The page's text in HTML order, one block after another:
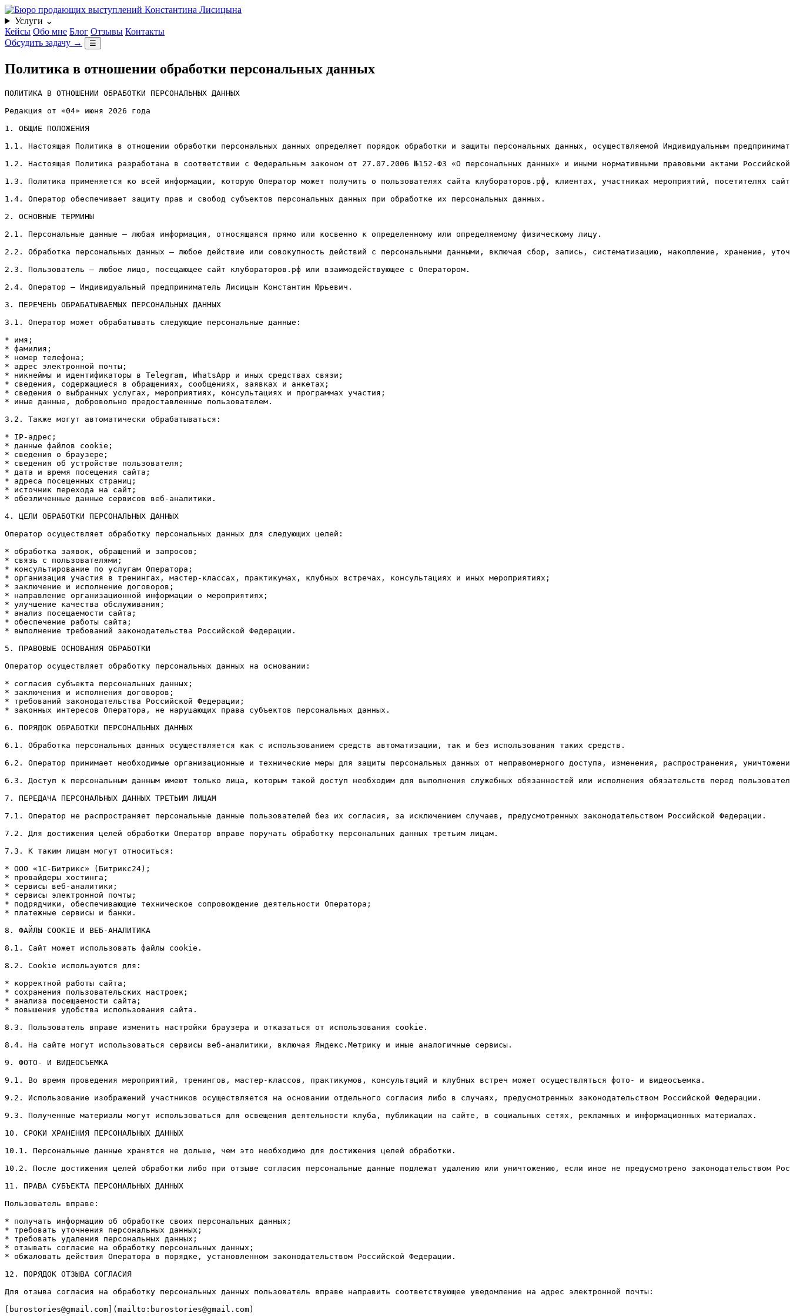
Услуги ⌄
Кейсы Обо мне Блог Отзывы Контакты
Обсудить задачу → ☰
Политика в отношении обработки персональных данных
ПОЛИТИКА В ОТНОШЕНИИ ОБРАБОТКИ ПЕРСОНАЛЬНЫХ ДАННЫХ
Редакция от «04» июня 2026 года
1. ОБЩИЕ ПОЛОЖЕНИЯ
1.1. Настоящая Политика в отношении обработки персональных данных определяет порядок обработки и защиты персональных данных, осуществляемой Индивидуальным
1.2. Настоящая Политика разработана в соответствии с Федеральным законом от 27.07.2006 №152-ФЗ «О персональных данных» и иными нормативными правовыми актами
1.3. Политика применяется ко всей информации, которую Оператор может получить о пользователях сайта клубораторов.рф, клиентах, участниках мероприятий, посетителях
1.4. Оператор обеспечивает защиту прав и свобод субъектов персональных данных при обработке их персональных данных.
2. ОСНОВНЫЕ ТЕРМИНЫ
2.1. Персональные данные — любая информация, относящаяся прямо или косвенно к определенному или определяемому физическому лицу.
2.2. Обработка персональных данных — любое действие или совокупность действий с персональными данными, включая сбор, запись, систематизацию, накопление, хранение,
2.3. Пользователь — любое лицо, посещающее сайт клубораторов.рф или взаимодействующее с Оператором.
2.4. Оператор — Индивидуальный предприниматель Лисицын Константин Юрьевич.
3. ПЕРЕЧЕНЬ ОБРАБАТЫВАЕМЫХ ПЕРСОНАЛЬНЫХ ДАННЫХ
3.1. Оператор может обрабатывать следующие персональные данные:
* имя;
* фамилия;
* номер телефона;
* адрес электронной почты;
* никнеймы и идентификаторы в Telegram, WhatsApp и иных средствах связи;
* сведения, содержащиеся в обращениях, сообщениях, заявках и анкетах;
* сведения о выбранных услугах, мероприятиях, консультациях и программах участия;
* иные данные, добровольно предоставленные пользователем.
3.2. Также могут автоматически обрабатываться:
* IP-адрес;
* данные файлов cookie;
* сведения о браузере;
* сведения об устройстве пользователя;
* дата и время посещения сайта;
* адреса посещенных страниц;
* источник перехода на сайт;
* обезличенные данные сервисов веб-аналитики.
4. ЦЕЛИ ОБРАБОТКИ ПЕРСОНАЛЬНЫХ ДАННЫХ
Оператор осуществляет обработку персональных данных для следующих целей:
* обработка заявок, обращений и запросов;
* связь с пользователями;
* консультирование по услугам Оператора;
* организация участия в тренингах, мастер-классах, практикумах, клубных встречах, консультациях и иных мероприятиях;
* заключение и исполнение договоров;
* направление организационной информации о мероприятиях;
* улучшение качества обслуживания;
* анализ посещаемости сайта;
* обеспечение работы сайта;
* выполнение требований законодательства Российской Федерации.
5. ПРАВОВЫЕ ОСНОВАНИЯ ОБРАБОТКИ
Оператор осуществляет обработку персональных данных на основании:
* согласия субъекта персональных данных;
* заключения и исполнения договоров;
* требований законодательства Российской Федерации;
* законных интересов Оператора, не нарушающих права субъектов персональных данных.
6. ПОРЯДОК ОБРАБОТКИ ПЕРСОНАЛЬНЫХ ДАННЫХ
6.1. Обработка персональных данных осуществляется как с использованием средств автоматизации, так и без использования таких средств.
6.2. Оператор принимает необходимые организационные и технические меры для защиты персональных данных от неправомерного доступа, изменения, распространения,
6.3. Доступ к персональным данным имеют только лица, которым такой доступ необходим для выполнения служебных обязанностей или исполнения обязательств перед
7. ПЕРЕДАЧА ПЕРСОНАЛЬНЫХ ДАННЫХ ТРЕТЬИМ ЛИЦАМ
7.1. Оператор не распространяет персональные данные пользователей без их согласия, за исключением случаев, предусмотренных законодательством Российской Федерации.
7.2. Для достижения целей обработки Оператор вправе поручать обработку персональных данных третьим лицам.
7.3. К таким лицам могут относиться:
* ООО «1С-Битрикс» (Битрикс24);
* провайдеры хостинга;
* сервисы веб-аналитики;
* сервисы электронной почты;
* подрядчики, обеспечивающие техническое сопровождение деятельности Оператора;
* платежные сервисы и банки.
8. ФАЙЛЫ COOKIE И ВЕБ-АНАЛИТИКА
8.1. Сайт может использовать файлы cookie.
8.2. Cookie используются для:
* корректной работы сайта;
* сохранения пользовательских настроек;
* анализа посещаемости сайта;
* повышения удобства использования сайта.
8.3. Пользователь вправе изменить настройки браузера и отказаться от использования cookie.
8.4. На сайте могут использоваться сервисы веб-аналитики, включая Яндекс.Метрику и иные аналогичные сервисы.
9. ФОТО- И ВИДЕОСЪЕМКА
9.1. Во время проведения мероприятий, тренингов, мастер-классов, практикумов, консультаций и клубных встреч может осуществляться фото- и видеосъемка.
9.2. Использование изображений участников осуществляется на основании отдельного согласия либо в случаях, предусмотренных законодательством Российской Федерации.
9.3. Полученные материалы могут использоваться для освещения деятельности клуба, публикации на сайте, в социальных сетях, рекламных и информационных материалах.
10. СРОКИ ХРАНЕНИЯ ПЕРСОНАЛЬНЫХ ДАННЫХ
10.1. Персональные данные хранятся не дольше, чем это необходимо для достижения целей обработки.
10.2. После достижения целей обработки либо при отзыве согласия персональные данные подлежат удалению или уничтожению, если иное не предусмотрено законодательством
11. ПРАВА СУБЪЕКТА ПЕРСОНАЛЬНЫХ ДАННЫХ
Пользователь вправе:
* получать информацию об обработке своих персональных данных;
* требовать уточнения персональных данных;
* требовать удаления персональных данных;
* отзывать согласие на обработку персональных данных;
* обжаловать действия Оператора в порядке, установленном законодательством Российской Федерации.
12. ПОРЯДОК ОТЗЫВА СОГЛАСИЯ
Для отзыва согласия на обработку персональных данных пользователь вправе направить соответствующее уведомление на адрес электронной почты:
[burostories@gmail.com](mailto:burostories@gmail.com)